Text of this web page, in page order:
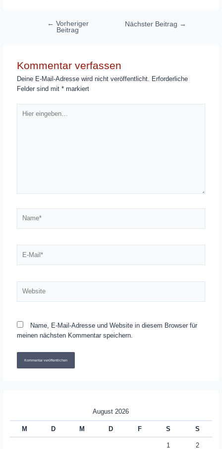
Beitragsnavigation
← Vorheriger
Beitrag
Nächster Beitrag →
Kommentar verfassen
Deine E-Mail-Adresse wird nicht veröffentlicht. Erforderliche
Felder sind mit* markiert
eingeben…
Mail*
Name, E-Mail-Adresse und Website in diesem Browser für
meinen nächsten Kommentar speichern.
August 2026
M D M D F S S
1 2